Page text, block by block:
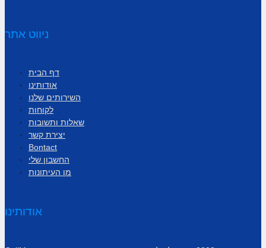
ניווט אתר
דף הבית
אודותינו
השירותים שלנו
לקוחות
שאלות ותשובות
יצירת קשר
Bontact
החשבון שלי
מן העיתונות
אודותינו